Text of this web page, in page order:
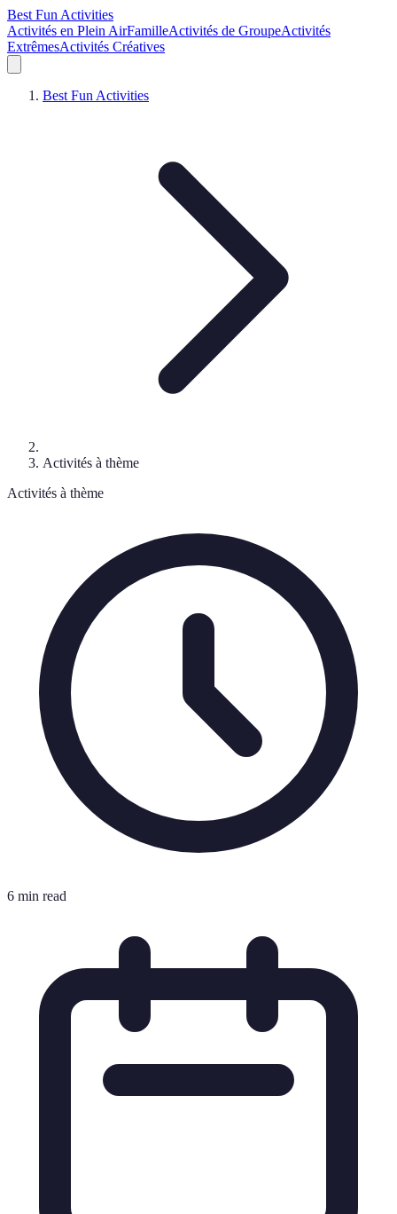
Best Fun Activities
Activités en Plein AirFamilleActivités de GroupeActivités
ExtrêmesActivités Créatives
Best Fun Activities
Activités à thème
Activités à thème
6 min read